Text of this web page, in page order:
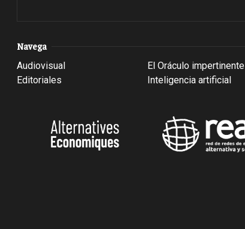
Navega
Audiovisual
Editoriales
El Oráculo impertinente
Inteligencia artificial